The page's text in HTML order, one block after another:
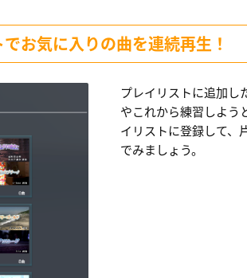
お気に入りの曲を連続再生！
プレイリストに追加し
やこれから練習しよう
イリストに登録して、
でみましょう。